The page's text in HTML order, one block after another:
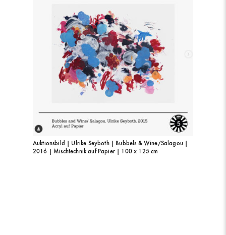
Auktionsbild | Ulrike Seyboth | Bubbels & Wine/Salagou |
2016 | Mischtechnik auf Papier | 100 x 125 cm